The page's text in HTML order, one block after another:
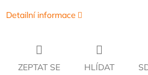
Detailní informace
ZEPTAT SE HLÍDAT